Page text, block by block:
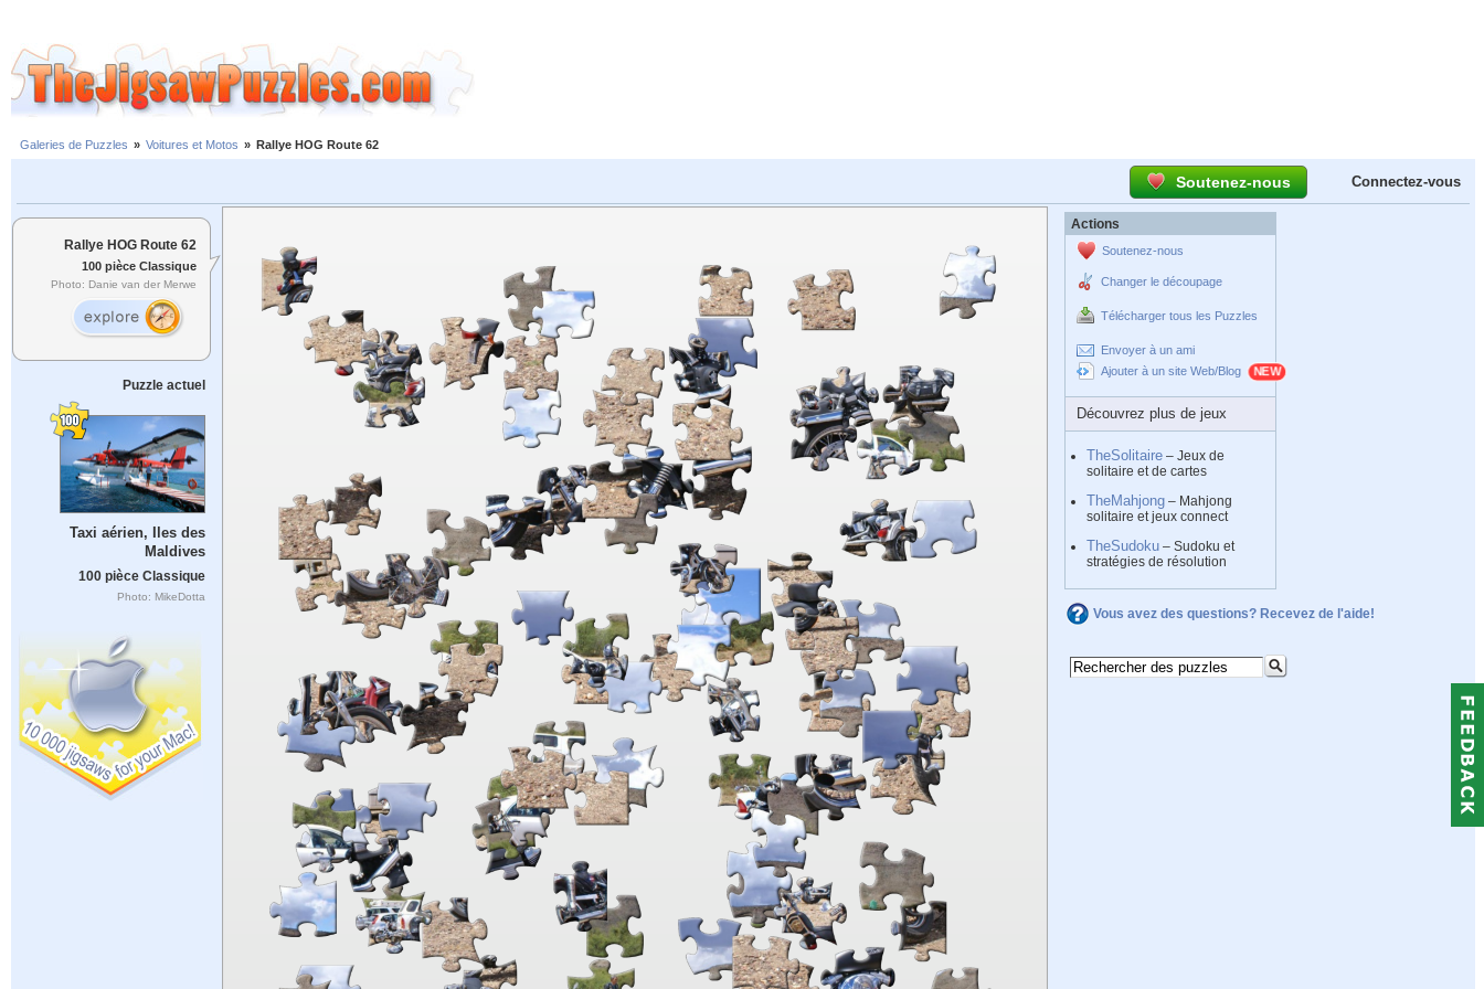
Galeries de Puzzles » Voitures et Motos » Rallye HOG Route 62
Soutenez-nous Connectez-vous
Rallye HOG Route 62
100 pièce Classique
Photo: Danie van der Merwe
Puzzle actuel
Taxi aérien, Iles des
Maldives
100 pièce Classique
Photo: MikeDotta
Actions
Soutenez-nous
Changer le découpage
Télécharger tous les Puzzles
Envoyer à un ami
Ajouter à un site Web/Blog
Découvrez plus de jeux
TheSolitaire – Jeux de
solitaire et de cartes
TheMahjong – Mahjong
solitaire et jeux connect
TheSudoku – Sudoku et
stratégies de résolution
Vous avez des questions? Recevez de l'aide!